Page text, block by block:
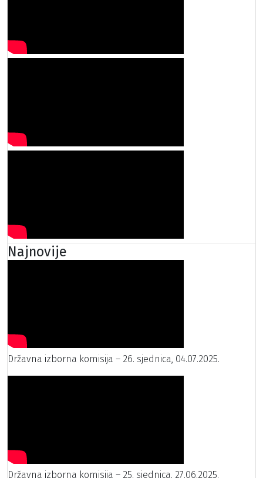
Najnovije
Državna izborna komisija – 26. sjednica, 04.07.2025.
Državna izborna komisija – 25. sjednica, 27.06.2025.